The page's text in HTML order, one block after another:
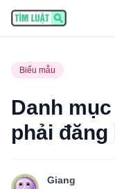
Biểu mẫu
Danh
phải
Giang